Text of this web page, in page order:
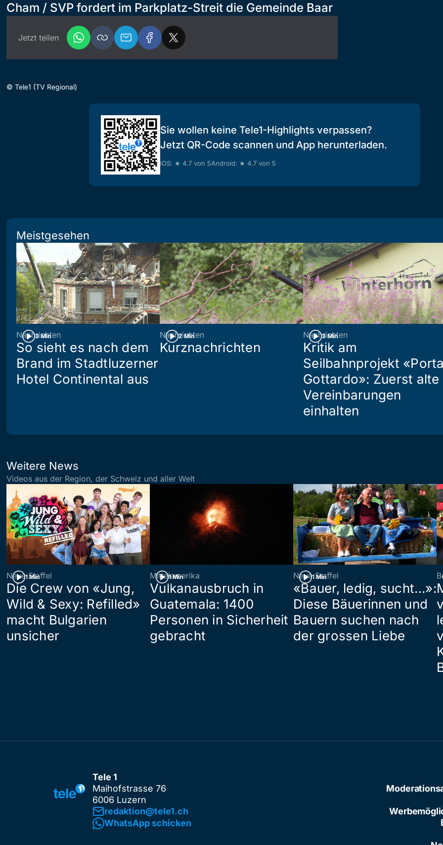
Cham / SVP fordert im Parkplatz-Streit die Gemeinde Baar
Jetzt teilen
© Tele1 (TV Regional)
Sie wollen keine Tele1-Highlights verpassen?
Jetzt QR-Code scannen und App herunterladen.
iOS: ★ 4.7 von 5Android: ★ 4.7 von 5
Meistgesehen
3 Min
Nachrichten
So sieht es nach dem
Brand im Stadtluzerner
Hotel Continental aus
2 Min
Nachrichten
Kurznachrichten
3 Min
Nachrichten
Kritik am
Seilbahnprojekt «Porta
Gottardo»: Zuerst alte
Vereinbarungen
einhalten
Weitere News
Videos aus der Region, der Schweiz und aller Welt
1 Min
Neue Staffel
Die Crew von «Jung,
Wild & Sexy: Refilled»
macht Bulgarien
unsicher
1 Min
Mittelamerika
Vulkanausbruch in
Guatemala: 1400
Personen in Sicherheit
gebracht
1 Min
Neue Staffel
«Bauer, ledig, sucht…»:
Diese Bäuerinnen und
Bauern suchen nach
der grossen Liebe
Tele 1
Maihofstrasse 76
6006 Luzern
redaktion@tele1.ch
WhatsApp schicken